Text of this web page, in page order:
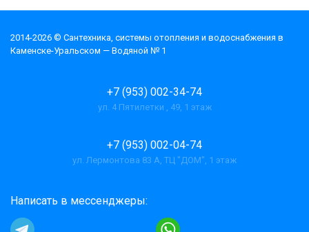
2014-2026 © Cантехника, системы отопления и водоснабжения в
Каменске-Уральском — Водяной № 1
+7 (953) 002-34-74
ул. 4 Пятилетки , 49, 1 этаж
+7 (953) 002-04-74
ул. Лермонтова 83 А, ТЦ "ДОМ", 1 этаж
Написать в мессенджеры: